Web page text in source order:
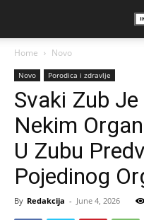
Home Novo
Novo Porodica i zdravlje
Svaki Zub
Nekim
U Zubu
Pojedinog
By Redakcija - June 4, 2026